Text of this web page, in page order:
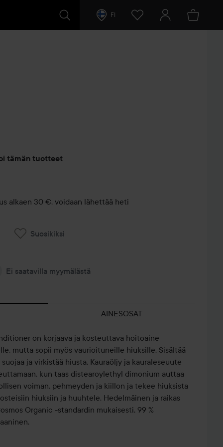
FI
tämän tuotteet
alkaen 30 €, voidaan lähettää heti
Suosikiksi
Ei saatavilla myymälästä
AINESOSAT
on korjaava ja kosteuttava hoitoaine
mutta sopii myös vaurioituneille hiuksille. Sisältää
ja virkistää hiusta. Kauraöljy ja kauraleseuute
kun taas distearoylethyl dimonium auttaa
voiman, pehmeyden ja kiillon ja tekee hiuksista
hiuksiin ja huuhtele. Hedelmäinen ja raikas
Organic -standardin mukaisesti, 99 %